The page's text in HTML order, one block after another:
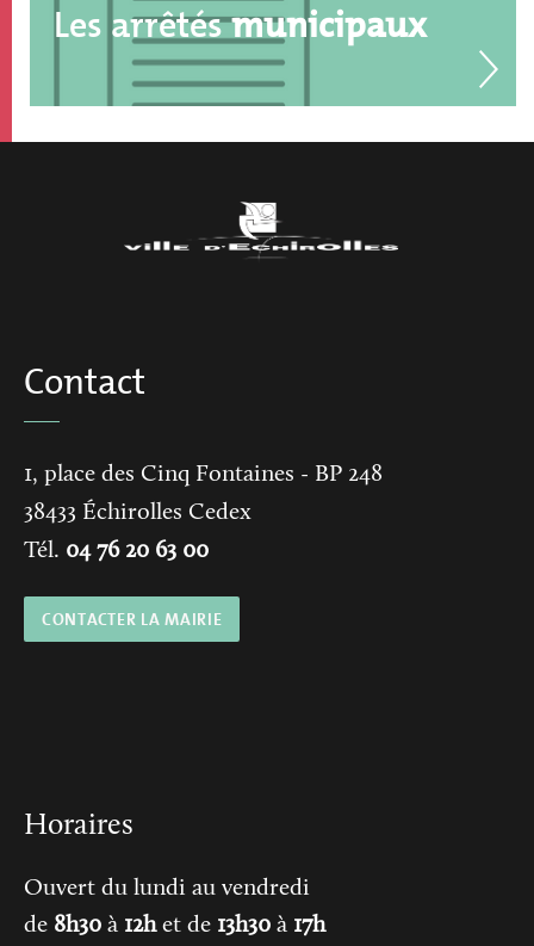
Les arrêtésmunicipaux
Contact
1, place des Cinq Fontaines - BP 248
38433 Échirolles Cedex
Tél. 04 76 20 63 00
CONTACTER LA MAIRIE
Horaires
Ouvert du lundi au vendredi
de 8h30 à 12het de 13h30 à 17h